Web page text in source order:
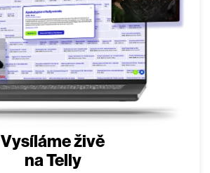
Vysíláme živě
na Telly